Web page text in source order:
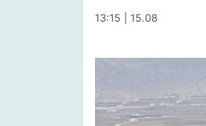
13:15 | 15.08